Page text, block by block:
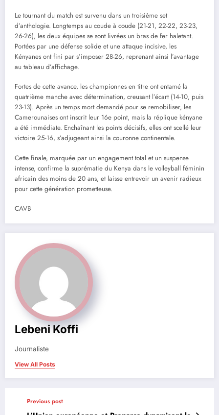
Le tournant du match est survenu dans un troisième set
d’anthologie. Longtemps au coude à coude (21-21, 22-22, 23-23,
26-26), les deux équipes se sont livrées un bras de fer haletant.
Portées par une défense solide et une attaque incisive, les
Kényanes ont fini par s’imposer 28-26, reprenant ainsi l’avantage
au tableau d’affichage.
Fortes de cette avance, les championnes en titre ont entamé la
quatrième manche avec détermination, creusant l’écart (14-10, puis
23-13). Après un temps mort demandé pour se remobiliser, les
Camerounaises ont inscrit leur 16e point, mais la réplique kényane
a été immédiate. Enchaînant les points décisifs, elles ont scellé leur
victoire 25-16, s’adjugeant ainsi la couronne continentale.
Cette finale, marquée par un engagement total et un suspense
intense, confirme la suprématie du Kenya dans le volleyball féminin
africain des moins de 20 ans, et laisse entrevoir un avenir radieux
pour cette génération prometteuse.
CAVB
Lebeni Koffi
Journaliste
View All Posts
Previous post